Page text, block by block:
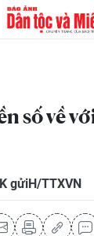
số về
gửiH/TTXVN